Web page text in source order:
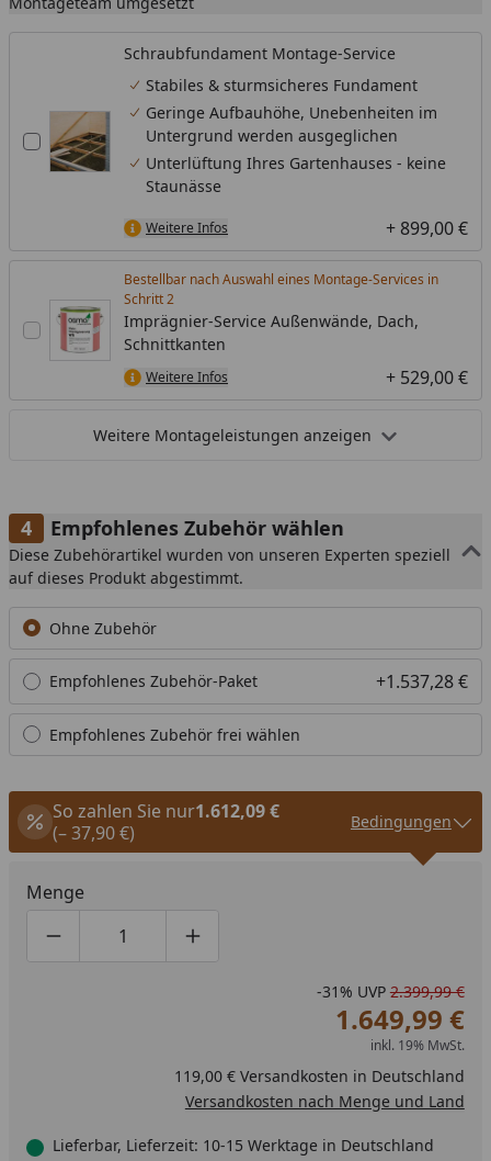
Schraubfundament Montage-Service
Stabiles & sturmsicheres Fundament
Geringe Aufbauhöhe, Unebenheiten im
Untergrund werden ausgeglichen
Unterlüftung Ihres Gartenhauses - keine
Staunässe
Weitere Infos + 899,00 €
Bestellbar nach Auswahl eines Montage-Services in
Schritt
Imprägnier-Service Außenwände, Dach,
Schnittkanten
Weitere Infos + 529,00 €
Weitere Montageleistungen anzeigen
Empfohlenes Zubehör wählen
Diese Zubehörartikel wurden von unseren Experten speziell
auf dieses Produkt abgestimmt.
Ohne Zubehör
Empfohlenes Zubehör-Paket +1.537,28 €
Empfohlenes Zubehör frei wählen
So zahlen Sie nur1.612,09 €
(– 37,90 €)
Bedingungen
Menge
Produktmenge um eins verringern
Produktmenge manuell eingeben
Produktmenge um eins erhöhen
-31% UVP 2.399,99 €
1.649,99 €
inkl. 19% MwSt.
119,00 € Versandkosten in Deutschland
Versandkosten nach Menge und Land
Lieferbar, Lieferzeit: 10-15 Werktage in Deutschland